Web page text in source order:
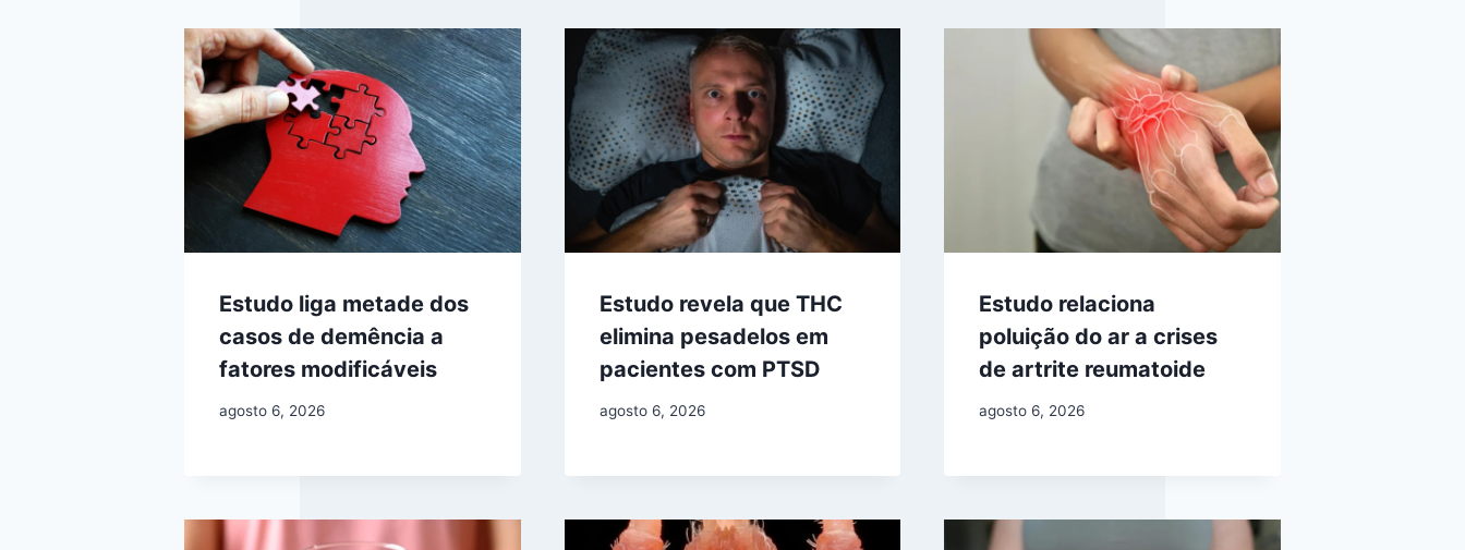
Estudo liga metade dos
casos de demência a
fatores modificáveis
agosto 6, 2026
Estudo revela que THC
elimina pesadelos em
pacientes com PTSD
agosto 6, 2026
Estudo relaciona
poluição do ar a crises
de artrite reumatoide
agosto 6, 2026